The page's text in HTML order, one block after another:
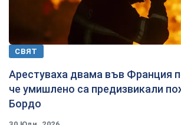
СВЯТ
Арестуваха двама във Франция
че умишлено са предизвикали
Бордо